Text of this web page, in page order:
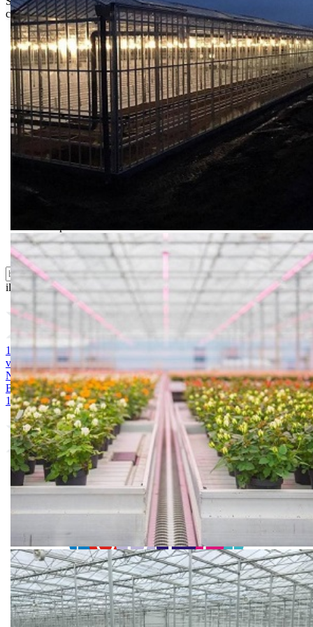
ceni i mogućnostima isporuke.
Bio priča
Biostimulacija
Dezinfekcija
Feromoni i klopke
Folije i agrotekstili
Oprema i instrumenti
Semena povrća
Zaštita ... u 10 litara
ili probajte naprednu: pretragu
1. MAGNEZIJUM SULFAT 25kg
2. AMONIUM SULFAT /
vodotopivi 25kg 3. KALIJUM SULFAT 25kg 4. KALCIJUM
NITRAT 25kg 5. ARDENDO 6. BIG BEEF 7. Acoustic 1l 8.
Bely acid 15-10-25 + 2MgO+ Me 25kg 9. BUCHAREST 2500S
10. CINKOSAN